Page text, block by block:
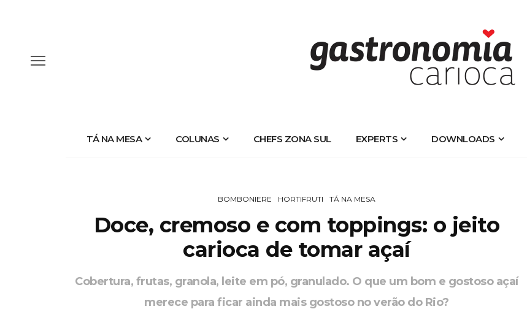
TÁ NA MESA COLUNAS CHEFS ZONA SUL EXPERTS DOWNLOADS
BOMBONIERE HORTIFRUTI TÁ NA MESA
Doce, cremoso e com toppings: o jeito
carioca de tomar açaí
Cobertura, frutas, granola, leite em pó, granulado. O que um bom e gostoso açaí
merece para ficar ainda mais gostoso no verão do Rio?